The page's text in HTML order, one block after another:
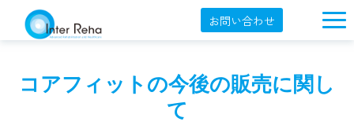
お問い合わせ
製品一覧
展示会・学会
コアフィットの今後の販売に関し
て